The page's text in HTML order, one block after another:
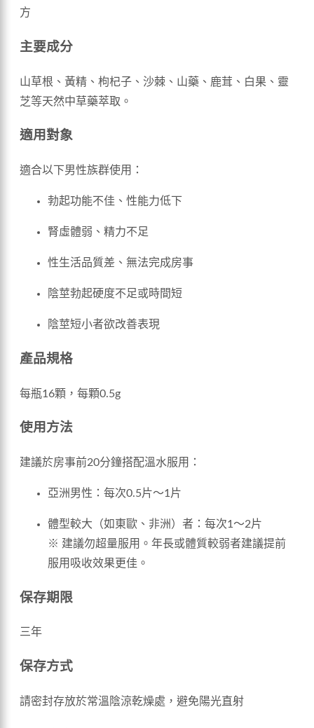
方
主要成分
山草根、黃精、枸杞子、沙棘、山藥、鹿茸、白果、靈
芝等天然中草藥萃取。
適用對象
適合以下男性族群使用：
勃起功能不佳、性能力低下
腎虛體弱、精力不足
性生活品質差、無法完成房事
陰莖勃起硬度不足或時間短
陰莖短小者欲改善表現
產品規格
每瓶16顆，每顆0.5g
使用方法
建議於房事前20分鐘搭配溫水服用：
亞洲男性：每次0.5片～1片
體型較大（如東歐、非洲）者：每次1～2片
※ 建議勿超量服用。年長或體質較弱者建議提前
服用吸收效果更佳。
保存期限
三年
保存方式
請密封存放於常溫陰涼乾燥處，避免陽光直射